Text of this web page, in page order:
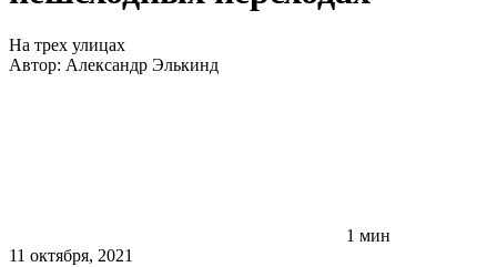
На трех улицах
Автор: Александр Элькинд
1 мин
11 октября, 2021